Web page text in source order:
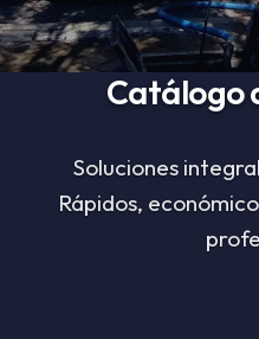
Catálogo
Soluciones
Rápidos,